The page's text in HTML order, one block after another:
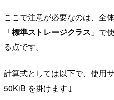
ここで注意が必要なのは、全
「標準ストレージクラス 」で
る点です。
計算式としては以下で、使用
50KiB を掛けます↓